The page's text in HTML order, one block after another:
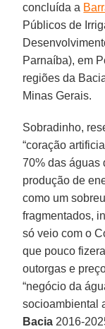
concluída a
Públicos de
Parnaíba), em
regiões da
Minas Gerais.
Sobradinho,
“coração
70% das águas
produção de
como um
fragmentados,
só veio com o
que pouco
outorgas e
“negócio da
socioambiental
Bacia 2016-